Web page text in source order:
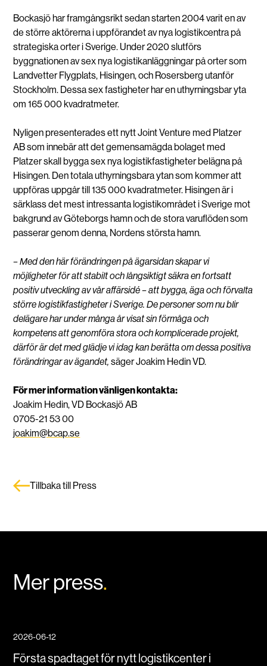
Bockasjö har framgångsrikt sedan starten 2004 varit en av
de större aktörerna i uppförandet av nya logistikcentra på
strategiska orter i Sverige. Under 2020 slutförs
byggnationen av sex nya logistikanläggningar på orter som
Landvetter Flygplats, Hisingen, och Rosersberg utanför
Stockholm. Dessa sex fastigheter har en uthyrningsbar yta
om 165 000 kvadratmeter.
Nyligen presenterades ett nytt Joint Venture med Platzer
AB som innebär att det gemensamägda bolaget med
Platzer skall bygga sex nya logistikfastigheter belägna på
Hisingen. Den totala uthyrningsbara ytan som kommer att
uppföras uppgår till 135 000 kvadratmeter. Hisingen är i
särklass det mest intressanta logistikområdet i Sverige mot
bakgrund av Göteborgs hamn och de stora varuflöden som
passerar genom denna, Nordens största hamn.
– Med den här förändringen på ägarsidan skapar vi
möjligheter för att stabilt och långsiktigt säkra en fortsatt
positiv utveckling av vår affärsidé – att bygga, äga och förvalta
större logistikfastigheter i Sverige. De personer som nu blir
delägare har under många år visat sin förmåga och
kompetens att genomföra stora och komplicerade projekt,
därför är det med glädje vi idag kan berätta om dessa positiva
förändringar av ägandet,säger Joakim Hedin VD.
För mer information vänligen kontakta:
Joakim Hedin, VD Bockasjö AB
0705-21 53 00
joakim@bcap.se
Tillbaka till Press
Mer press.
2026-06-12
Första spadtaget för nytt logistikcenter i